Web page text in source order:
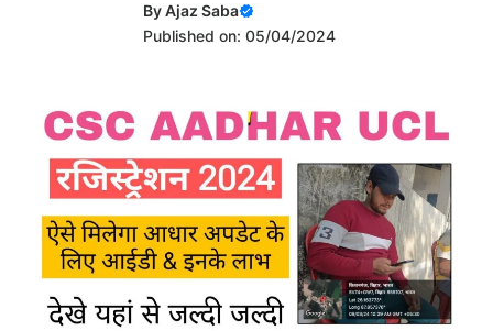
ByAjaz Saba
Published on: 05/04/2024